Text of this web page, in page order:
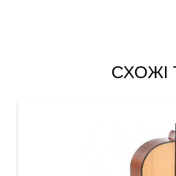
СХОЖІ